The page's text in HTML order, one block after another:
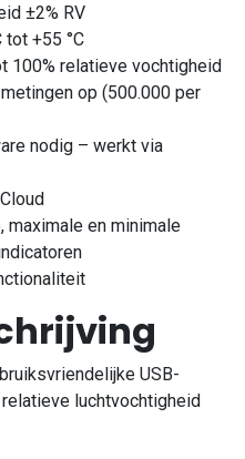
±2% RV
tot +55 °C
100% relatieve vochtigheid
op (500.000 per
nodig – werkt via
maximale en minimale
USB-
luchtvochtigheid